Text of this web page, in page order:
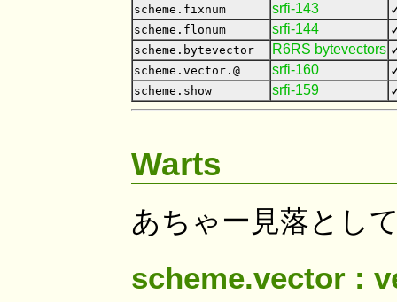
scheme.fixnum srfi-143
scheme.flonum srfi-144
scheme.bytevector R6RS bytevectors
scheme.vector.@ srfi-160
scheme.show srfi-159
Warts
あちゃー見落とし
scheme.vector :